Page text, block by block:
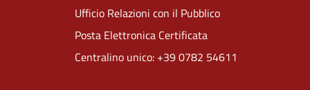
Ufficio Relazioni con il Pubblico
Posta Elettronica Certificata
Centralino unico: +39 0782 54611